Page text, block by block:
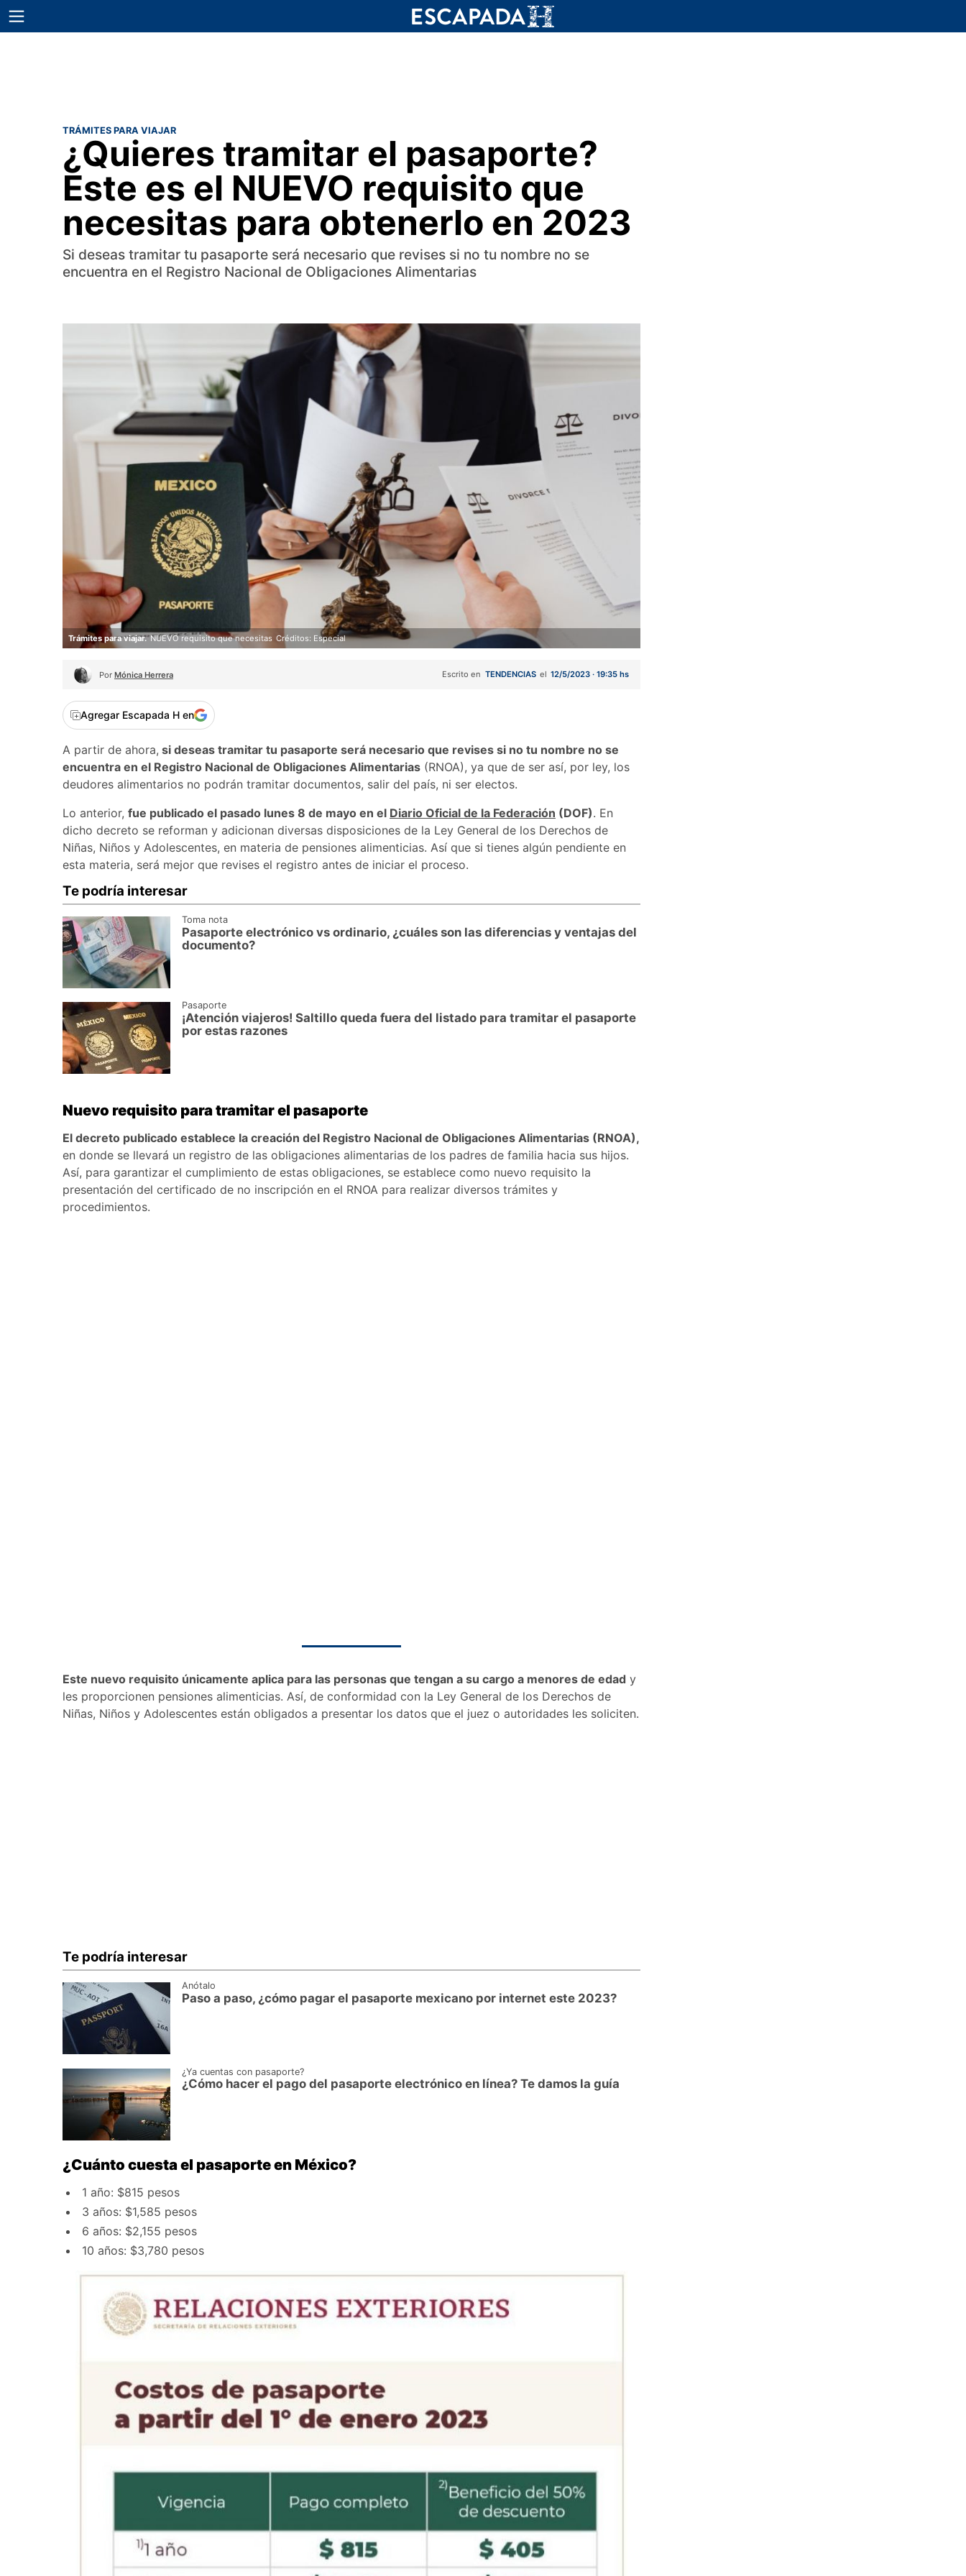
TRÁMITES PARA VIAJAR
¿Quieres tramitar el pasaporte?
Este es el NUEVO requisito que
necesitas para obtenerlo en 2023
Si deseas tramitar tu pasaporte será necesario que revises si no tu nombre no se
encuentra en el Registro Nacional de Obligaciones Alimentarias
Trámites para viajar. NUEVO requisito que necesitas Créditos: Especial
Por Mónica Herrera Escrito en TENDENCIAS el 12/5/2023 · 19:35 hs
Agregar Escapada H en
A partir de ahora, si deseas tramitar tu pasaporte será necesario que revises si no tu nombre no se
encuentra en el Registro Nacional de Obligaciones Alimentarias (RNOA), ya que de ser así, por ley, los
deudores alimentarios no podrán tramitar documentos, salir del país, ni ser electos.
Lo anterior, fue publicado el pasado lunes 8 de mayo en el Diario Oficial de la Federación (DOF). En
dicho decreto se reforman y adicionan diversas disposiciones de la Ley General de los Derechos de
Niñas, Niños y Adolescentes, en materia de pensiones alimenticias. Así que si tienes algún pendiente en
esta materia, será mejor que revises el registro antes de iniciar el proceso.
Te podría interesar
Toma nota
Pasaporte electrónico vs ordinario, ¿cuáles son las diferencias y ventajas del
documento?
Pasaporte
¡Atención viajeros! Saltillo queda fuera del listado para tramitar el pasaporte
por estas razones
Nuevo requisito para tramitar el pasaporte
El decreto publicado establece la creación del Registro Nacional de Obligaciones Alimentarias (RNOA),
en donde se llevará un registro de las obligaciones alimentarias de los padres de familia hacia sus hijos.
Así, para garantizar el cumplimiento de estas obligaciones, se establece como nuevo requisito la
presentación del certificado de no inscripción en el RNOA para realizar diversos trámites y
procedimientos.
Este nuevo requisito únicamente aplica para las personas que tengan a su cargo a menores de edad y
les proporcionen pensiones alimenticias. Así, de conformidad con la Ley General de los Derechos de
Niñas, Niños y Adolescentes están obligados a presentar los datos que el juez o autoridades les soliciten.
Te podría interesar
Anótalo
Paso a paso, ¿cómo pagar el pasaporte mexicano por internet este 2023?
¿Ya cuentas con pasaporte?
¿Cómo hacer el pago del pasaporte electrónico en línea? Te damos la guía
¿Cuánto cuesta el pasaporte en México?
1 año: $815 pesos
3 años: $1,585 pesos
6 años: $2,155 pesos
10 años: $3,780 pesos